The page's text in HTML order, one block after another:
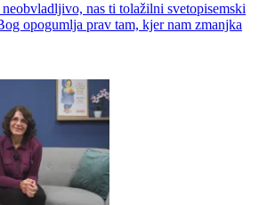
nas ti tolažilni svetopisemski
opogumlja prav tam, kjer nam zmanjka